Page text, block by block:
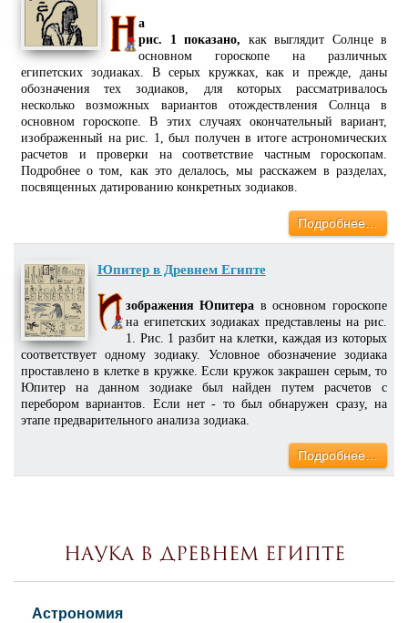
а
рис. 1 показано, как выглядит Солнце в
основном гороскопе на различных
египетских зодиаках. В серых кружках, как и прежде, даны
обозначения тех зодиаков, для которых рассматривалось
несколько возможных вариантов отождествления Солнца в
основном гороскопе. В этих случаях окончательный вариант,
изображенный на рис. 1, был получен в итоге астрономических
расчетов и проверки на соответствие частным гороскопам.
Подробнее о том, как это делалось, мы расскажем в разделах,
посвященных датированию конкретных зодиаков.
Подробнее…
Юпитер в Древнем Египте
зображения Юпитера в основном гороскопе
на египетских зодиаках представлены на рис.
1. Рис. 1 разбит на клетки, каждая из которых
соответствует одному зодиаку. Условное обозначение зодиака
проставлено в клетке в кружке. Если кружок закрашен серым, то
Юпитер на данном зодиаке был найден путем расчетов с
перебором вариантов. Если нет - то был обнаружен сразу, на
этапе предварительного анализа зодиака.
Подробнее…
Наука в Древнем Египте
Астрономия